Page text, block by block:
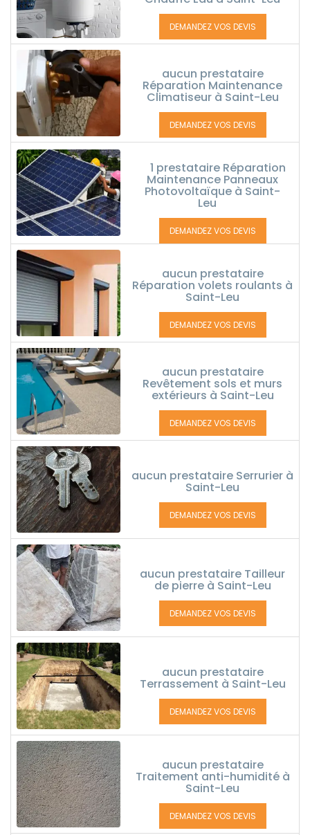
DEMANDEZ VOS DEVIS
aucun prestataire
Réparation Maintenance
Climatiseur à Saint-Leu
DEMANDEZ VOS DEVIS
1 prestataire Réparation
Maintenance Panneaux
Photovoltaïque à Saint-
Leu
DEMANDEZ VOS DEVIS
aucun prestataire
Réparation volets roulants à
Saint-Leu
DEMANDEZ VOS DEVIS
aucun prestataire
Revêtement sols et murs
extérieurs à Saint-Leu
DEMANDEZ VOS DEVIS
aucun prestataire Serrurier à
Saint-Leu
DEMANDEZ VOS DEVIS
aucun prestataire Tailleur
de pierre à Saint-Leu
DEMANDEZ VOS DEVIS
aucun prestataire
Terrassement à Saint-Leu
DEMANDEZ VOS DEVIS
aucun prestataire
Traitement anti-humidité à
Saint-Leu
DEMANDEZ VOS DEVIS